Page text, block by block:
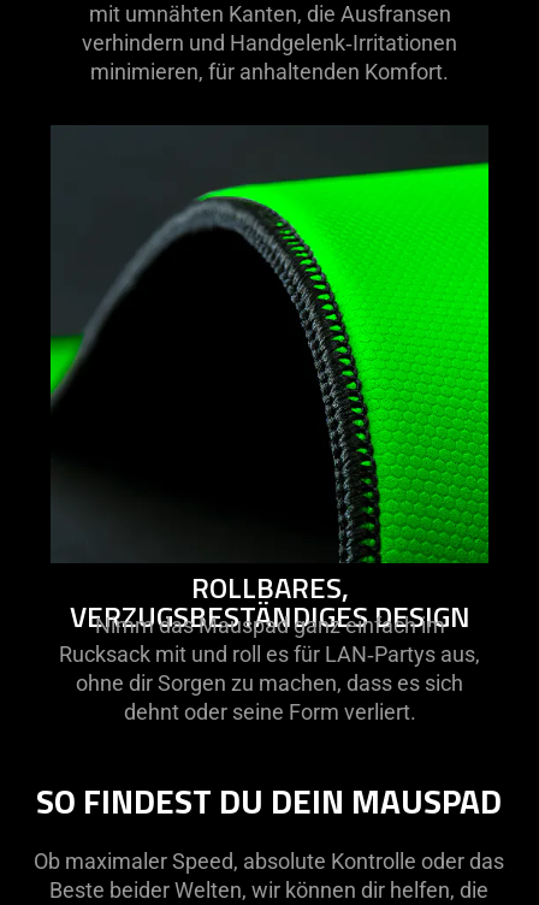
mit umnähten Kanten, die Ausfransen
verhindern und Handgelenk‑Irritationen
minimieren, für anhaltenden Komfort.
ROLLBARES,
VERZUGSBESTÄNDIGES DESIGN
Nimm das Mauspad ganz einfach im
Rucksack mit und roll es für LAN‑Partys aus,
ohne dir Sorgen zu machen, dass es sich
dehnt oder seine Form verliert.
SO FINDEST DU DEIN MAUSPAD
Ob maximaler Speed, absolute Kontrolle oder das
Beste beider Welten, wir können dir helfen, die